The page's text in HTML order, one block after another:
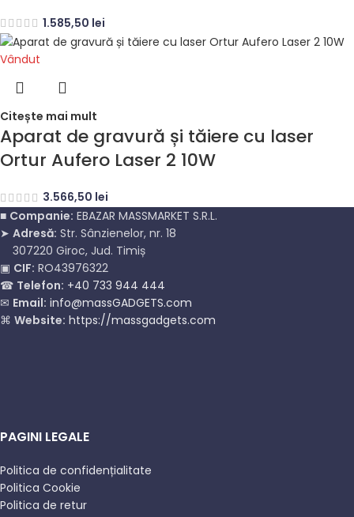
1.585,50 lei
Vândut
Citește mai mult
Aparat de gravură și tăiere cu laser
Ortur Aufero Laser 2 10W
3.566,50 lei
■ Companie: EBAZAR MASSMARKET S.R.L.
➤ Adresă: Str. Sânzienelor, nr. 18
307220 Giroc, Jud. Timiș
▣ CIF: RO43976322
☎ Telefon: +40 733 944 444
✉ Email: info@massGADGETS.com
⌘ Website: https://massgadgets.com
PAGINI LEGALE
Politica de confidențialitate
Politica Cookie
Politica de retur